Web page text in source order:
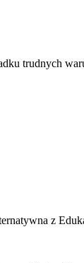
trudnych
z